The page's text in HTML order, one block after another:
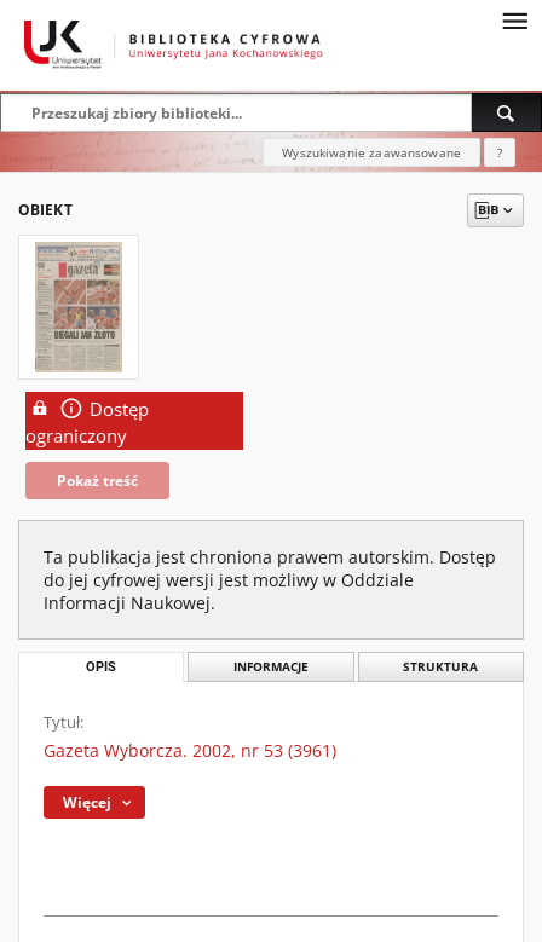
Wyszukiwanie zaawansowane ?
OBIEKT
Dostęp
ograniczony
Pokaż treść
Ta publikacja jest chroniona prawem autorskim. Dostęp
do jej cyfrowej wersji jest możliwy w Oddziale
Informacji Naukowej.
OPIS INFORMACJE STRUKTURA
Tytuł:
Gazeta Wyborcza. 2002, nr 53 (3961)
Więcej